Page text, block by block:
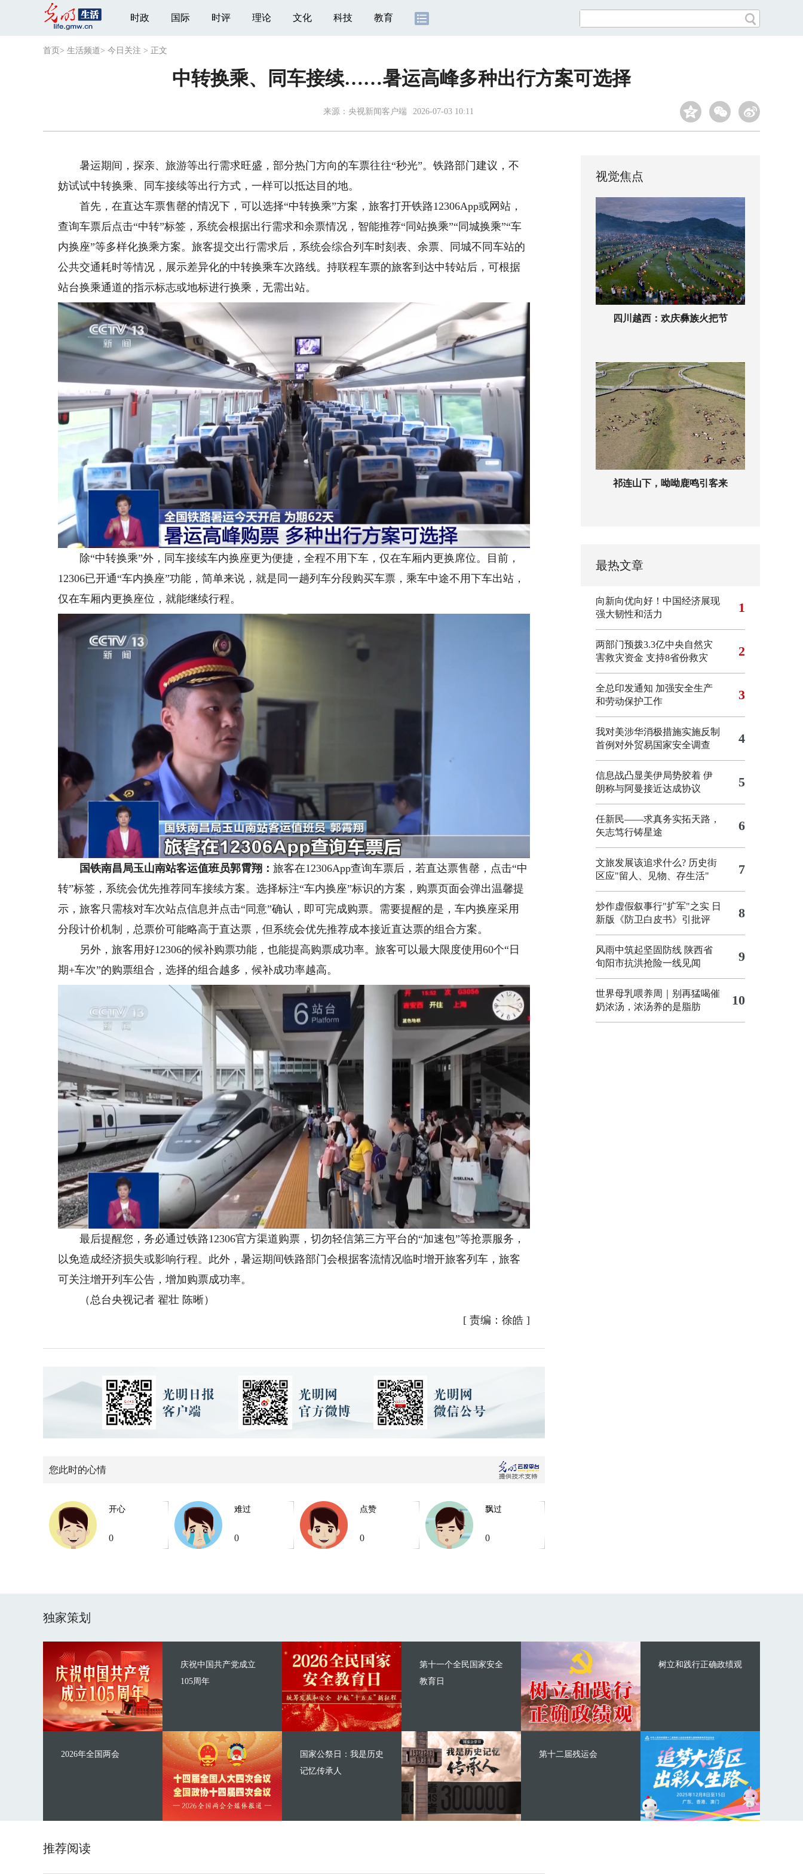
时政 国际 时评 理论 文化 科技 教育
首页 > 生活频道> 今日关注 > 正文
中转换乘、同车接续……暑运高峰多种出行方案可选择
来源：央视新闻客户端 2026-07-03 10:11
暑运期间，探亲、旅游等出行需求旺盛，部分热门方向的车票往往“秒光”。铁路部门建议，不
妨试试中转换乘、同车接续等出行方式，一样可以抵达目的地。
首先，在直达车票售罄的情况下，可以选择“中转换乘”方案，旅客打开铁路12306App或网站，
查询车票后点击“中转”标签，系统会根据出行需求和余票情况，智能推荐“同站换乘”“同城换乘”“车
内换座”等多样化换乘方案。旅客提交出行需求后，系统会综合列车时刻表、余票、同城不同车站的
公共交通耗时等情况，展示差异化的中转换乘车次路线。持联程车票的旅客到达中转站后，可根据
站台换乘通道的指示标志或地标进行换乘，无需出站。
除“中转换乘”外，同车接续车内换座更为便捷，全程不用下车，仅在车厢内更换席位。目前，
12306已开通“车内换座”功能，简单来说，就是同一趟列车分段购买车票，乘车中途不用下车出站，
仅在车厢内更换座位，就能继续行程。
国铁南昌局玉山南站客运值班员郭霄翔：旅客在12306App查询车票后，若直达票售罄，点击“中
转”标签，系统会优先推荐同车接续方案。选择标注“车内换座”标识的方案，购票页面会弹出温馨提
示，旅客只需核对车次站点信息并点击“同意”确认，即可完成购票。需要提醒的是，车内换座采用
分段计价机制，总票价可能略高于直达票，但系统会优先推荐成本接近直达票的组合方案。
另外，旅客用好12306的候补购票功能，也能提高购票成功率。旅客可以最大限度使用60个“日
期+车次”的购票组合，选择的组合越多，候补成功率越高。
最后提醒您，务必通过铁路12306官方渠道购票，切勿轻信第三方平台的“加速包”等抢票服务，
以免造成经济损失或影响行程。此外，暑运期间铁路部门会根据客流情况临时增开旅客列车，旅客
可关注增开列车公告，增加购票成功率。
（总台央视记者 翟壮 陈晰）
[ 责编：徐皓 ]
您此时的心情
开心
0
难过
0
点赞
0
飘过
0
视觉焦点
四川越西：欢庆彝族火把节
祁连山下，呦呦鹿鸣引客来
最热文章
向新向优向好！中国经济展现
强大韧性和活力
1
两部门预拨3.3亿中央自然灾
害救灾资金 支持8省份救灾
2
全总印发通知 加强安全生产
和劳动保护工作
3
我对美涉华消极措施实施反制
首例对外贸易国家安全调查
4
信息战凸显美伊局势胶着 伊
朗称与阿曼接近达成协议
5
任新民——求真务实拓天路，
矢志笃行铸星途
6
文旅发展该追求什么? 历史街
区应"留人、见物、存生活"
7
炒作虚假叙事行"扩军"之实 日
新版《防卫白皮书》引批评
8
风雨中筑起坚固防线 陕西省
旬阳市抗洪抢险一线见闻
9
世界母乳喂养周｜别再猛喝催
奶浓汤，浓汤养的是脂肪
10
独家策划
庆祝中国共产党成立
105周年
2026年全国两会
第十一个全民国家安全
教育日
国家公祭日：我是历史
记忆传承人
树立和践行正确政绩观
第十二届残运会
推荐阅读